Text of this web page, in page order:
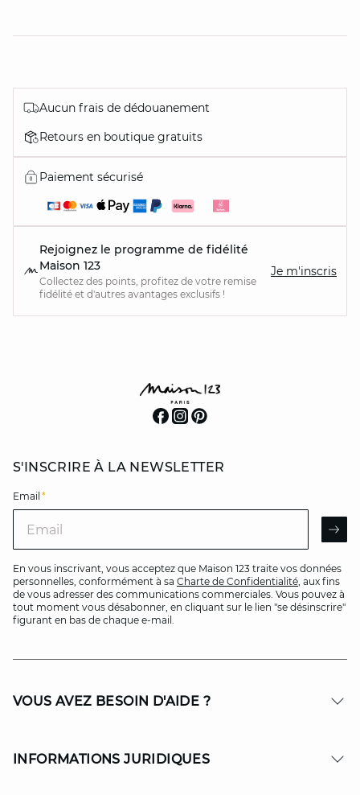
Aucun frais de dédouanement
Retours en boutique gratuits
Paiement sécurisé
Rejoignez le programme de fidélité
Maison 123
Collectez des points, profitez de votre remise
fidélité et d'autres avantages exclusifs !
Je m'inscris
S'INSCRIRE À LA NEWSLETTER
Email *
En vous inscrivant, vous acceptez que Maison 123 traite vos données
personnelles, conformément à sa Charte de Confidentialité, aux fins
de vous adresser des communications commerciales. Vous pouvez à
tout moment vous désabonner, en cliquant sur le lien "se désinscrire"
figurant en bas de chaque e-mail.
VOUS AVEZ BESOIN D'AIDE ?
INFORMATIONS JURIDIQUES